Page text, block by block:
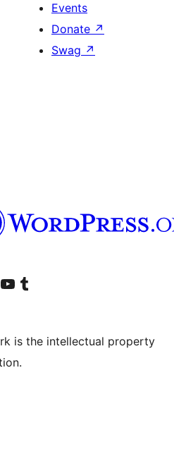
Events
Donate ↗
Swag ↗
Instagram
no LinkedInaccount
Visit our YouTube channel
Visit our Tumblr account
is the intellectual property